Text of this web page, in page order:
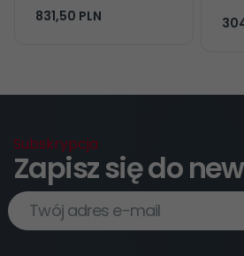
831,50 PLN
Subskrypcja
Zapisz się do
Twój adres e-mail